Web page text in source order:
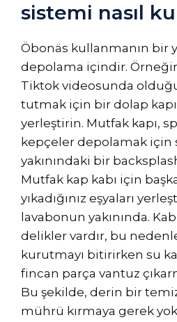
sistemi nasıl
Öbonäs kullanmanın bir
depolama içindir.
Tiktok videosunda
tutmak için bir dolap
yerleştirin. Mutfak kapı,
kepçeler depolamak için
yakınındaki bir
Mutfak kap kabı için
yıkadığınız eşyaları
lavabonun yakınında.
delikler vardır, bu
kurutmayı bitirirken su
fincan parça vantuz
Bu şekilde, derin bir
mührü kırmaya gerek